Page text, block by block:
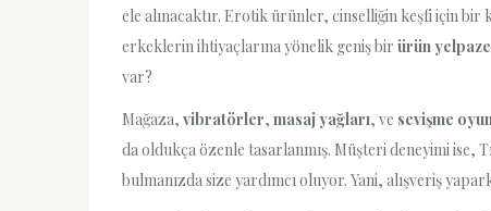
ele alınacaktır. Erotik ürünler, cinselliğin keşfi için bir
erkeklerin ihtiyaçlarına yönelik geniş bir ürün
var?
Mağaza, vibratörler, masaj yağları, ve sevişme
da oldukça özenle tasarlanmış. Müşteri deneyimi
bulmanızda size yardımcı oluyor. Yani, alışveriş